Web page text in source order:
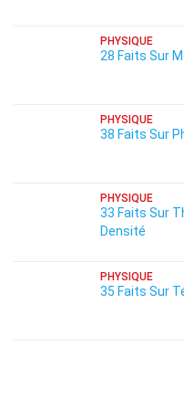
PHYSIQUE
28 Faits Sur
PHYSIQUE
38 Faits Sur
PHYSIQUE
33 Faits Sur
Densité
PHYSIQUE
35 Faits Sur